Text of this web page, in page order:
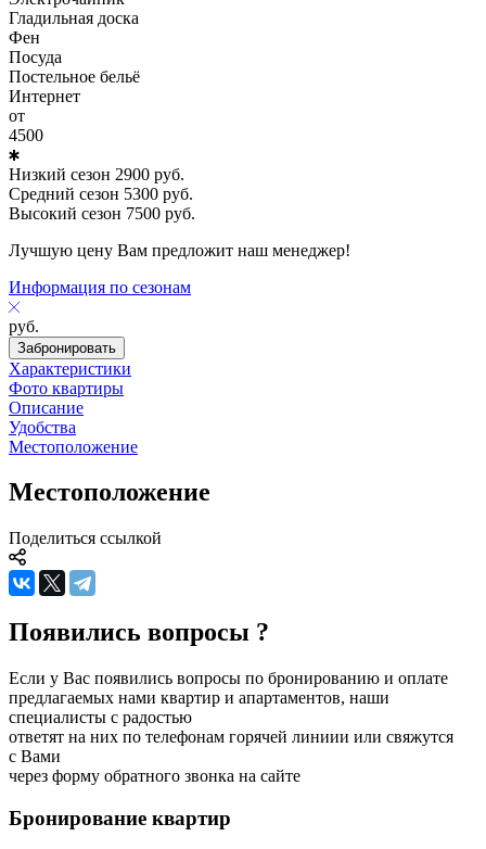
Гладильная доска
Фен
Посуда
Постельное бельё
Интернет
от
4500
Низкий сезон 2900 руб.
Средний сезон 5300 руб.
Высокий сезон 7500 руб.
Лучшую цену Вам предложит наш менеджер!
Информация по сезонам
руб.
Забронировать
Характеристики
Фото квартиры
Описание
Удобства
Местоположение
Местоположение
Поделиться ссылкой
Появились вопросы ?
Если у Вас появились вопросы по бронированию и оплате
предлагаемых нами квартир и апартаментов, наши
специалисты с радостью
ответят на них по телефонам горячей линиии или свяжутся
с Вами
через форму обратного звонка на сайте
Бронирование квартир